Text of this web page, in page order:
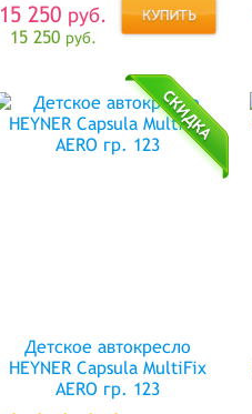
15 250 руб.
15 250 руб.
Детское автокресло
HEYNER Capsula MultiFix
AERO гр. 123